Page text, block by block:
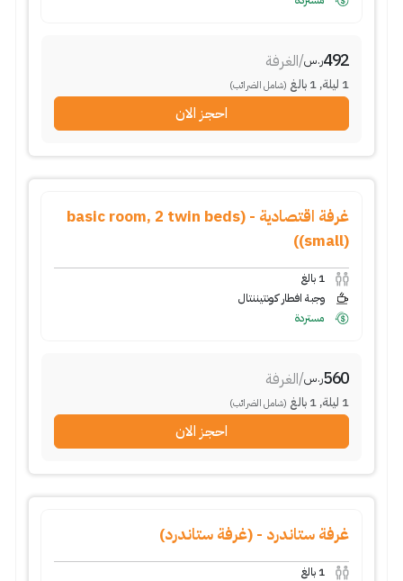
492ر.س/الغرفة
1 ليلة,
1 بالغ (شامل الضرائب)
احجز الان
غرفة اقتصادية - (basic room, 2 twin beds
(small))
1 بالغ
وجبة افطار كونتيننتال
مستردة
560ر.س/الغرفة
1 ليلة,
1 بالغ (شامل الضرائب)
احجز الان
غرفة ستاندرد - (غرفة ستاندرد)
1 بالغ